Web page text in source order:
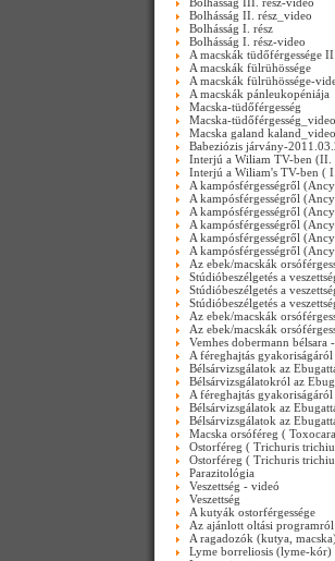
Bolhásság II. rész_video
Bolhásság I. rész
Bolhásság I. rész-video
A macskák tüdőférgessége
A macskák fülrühössége
A macskák fülrühössége-
A macskák pánleukopéniája
Macska-tüdőférgesség
Macska-tüdőférgesség_video
Macska galand kaland_video
Babeziózis járvány-
Interjú a Wiliam TV-ben (II.
Interjú a Wiliam's TV-ben (
A kampósférgességről
A kampósférgességről
A kampósférgességről
A kampósférgességről
A kampósférgességről
A kampósférgességről
Az ebek/macskák
Stúdióbeszélgetés a
Stúdióbeszélgetés a
Stúdióbeszélgetés a
Az ebek/macskák
Az ebek/macskák
Vemhes dobermann bélsara
A féreghajtás
Bélsárvizsgálatok az
Bélsárvizsgálatokról az
A féreghajtás gyakoriságáról
Bélsárvizsgálatok az
Bélsárvizsgálatok az
Macska orsóféreg (
Ostorféreg ( Trichuris
Ostorféreg ( Trichuris
Parazitológia
Veszettség - videó
Veszettség
A kutyák ostorférgessége
Az ajánlott oltási programról
A ragadozók (kutya,
Lyme borreliosis (lyme-kór)